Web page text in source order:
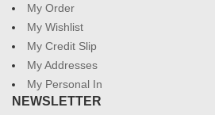
My Order
My Wishlist
My Credit Slip
My Addresses
My Personal In
NEWSLETTER